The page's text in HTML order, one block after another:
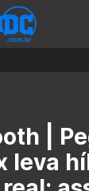
|
leva